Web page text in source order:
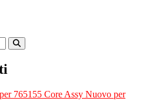
Core Assy Nuovo per